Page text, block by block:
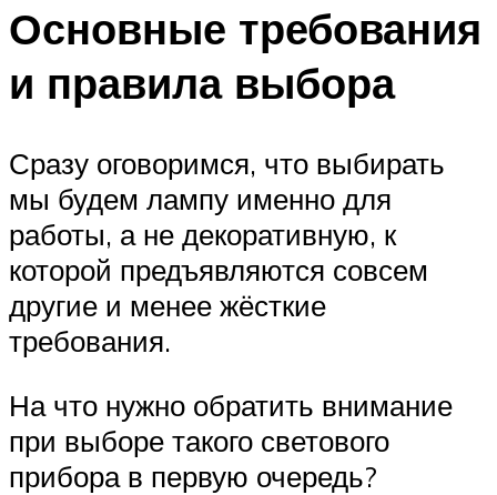
Основные требования
и правила выбора
Сразу оговоримся, что выбирать
мы будем лампу именно для
работы, а не декоративную, к
которой предъявляются совсем
другие и менее жёсткие
требования.
На что нужно обратить внимание
при выборе такого светового
прибора в первую очередь?